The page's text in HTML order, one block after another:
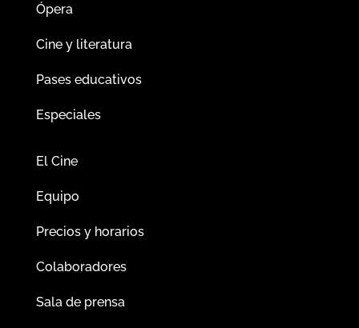
Ópera
Cine y literatura
Pases educativos
Especiales
El Cine
Equipo
Precios y horarios
Colaboradores
Sala de prensa